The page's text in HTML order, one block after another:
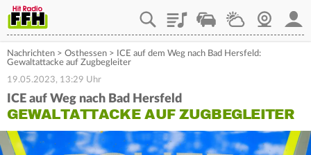
PlaylistStaupilotWetterWebcam
Nachrichten > Osthessen >
ICE auf dem Weg nach Bad Hersfeld:
Gewaltattacke auf Zugbegleiter
19.05.2023, 13:29 Uhr
ICE auf Weg nach Bad Hersfeld
GEWALTATTACKE AUF ZUGBEGLEITER